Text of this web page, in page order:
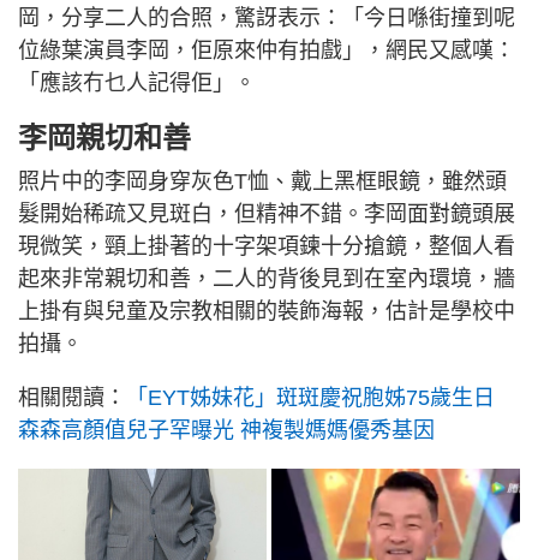
岡，分享二人的合照，驚訝表示：「今日喺街撞到呢
位綠葉演員李岡，佢原來仲有拍戲」，網民又感嘆：
「應該冇乜人記得佢」。
李岡親切和善
照片中的李岡身穿灰色T恤、戴上黑框眼鏡，雖然頭
髮開始稀疏又見斑白，但精神不錯。李岡面對鏡頭展
現微笑，頸上掛著的十字架項鍊十分搶鏡，整個人看
起來非常親切和善，二人的背後見到在室內環境，牆
上掛有與兒童及宗教相關的裝飾海報，估計是學校中
拍攝。
相關閱讀：
「EYT姊妹花」斑斑慶祝胞姊75歲生日
森森高顏值兒子罕曝光 神複製媽媽優秀基因